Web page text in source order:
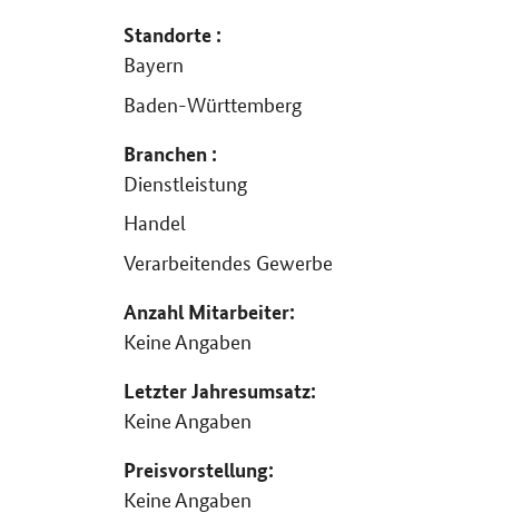
Standorte :
Bayern
Baden-Württemberg
Branchen :
Dienstleistung
Handel
Verarbeitendes Gewerbe
Anzahl Mitarbeiter:
Keine Angaben
Letzter Jahresumsatz:
Keine Angaben
Preisvorstellung:
Keine Angaben